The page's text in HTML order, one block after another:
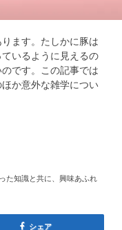
ます。たしかに豚は
いるように見えるの
です。この記事では
か意外な雑学につい
た知識と共に、興味あふれ
シェア